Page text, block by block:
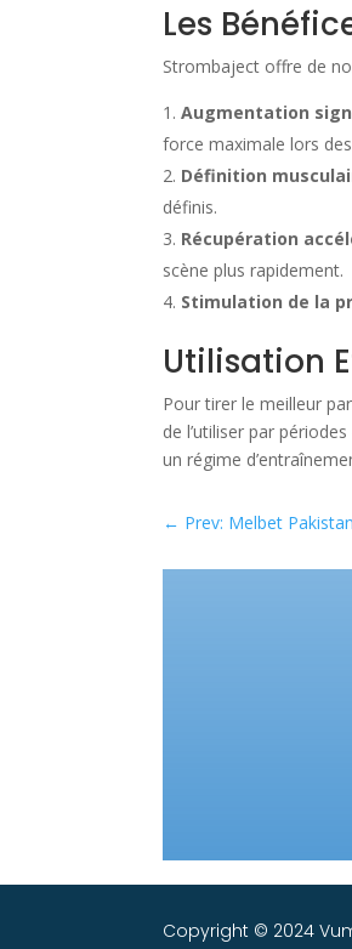
Les
Strombaject offre de
Augmentation
force maximale lors
Définition
définis.
Récupération
scène plus rapidement.
Stimulation de la
Utilisation
Pour tirer le meilleur
de l’utiliser par
un régime
← Prev: Melbet
Copyright © 2024